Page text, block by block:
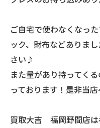
ご自宅で使わなくなっ
ック、財布などありま
さい♪
また量があり持ってく
っております！是非当
買取大吉 福岡野間店は